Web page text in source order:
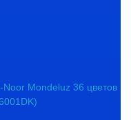
Mondeluz 36 цветов